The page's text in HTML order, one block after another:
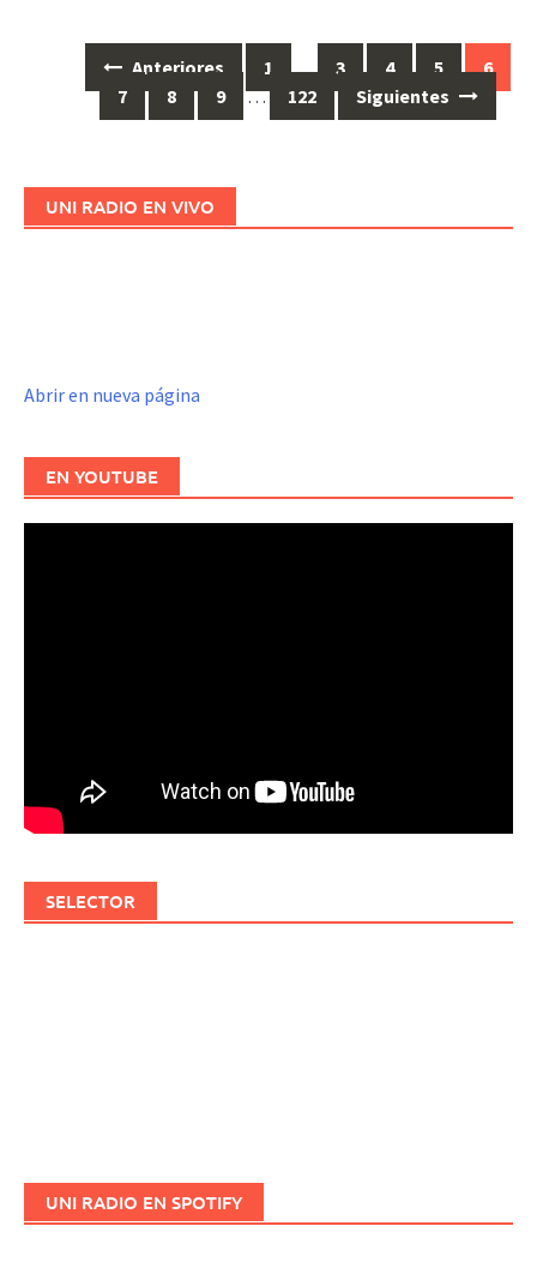
Anteriores 1 … 3 4 5
6
7
8 9 … 122 Siguientes
UNI RADIO EN VIVO
Abrir en nueva página
EN YOUTUBE
SELECTOR
UNI RADIO EN SPOTIFY